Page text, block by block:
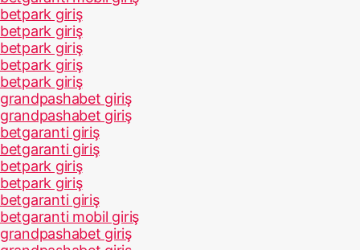
betpark giriş
betpark giriş
betpark giriş
betpark giriş
betpark giriş
grandpashabet giriş
grandpashabet giriş
betgaranti giriş
betgaranti giriş
betpark giriş
betpark giriş
betgaranti giriş
betgaranti mobil giriş
grandpashabet giriş